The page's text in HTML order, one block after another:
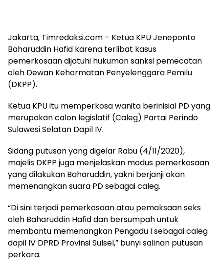
Jakarta, Timredaksi.com – Ketua KPU Jeneponto
Baharuddin Hafid karena terlibat kasus
pemerkosaan dijatuhi hukuman sanksi pemecatan
oleh Dewan Kehormatan Penyelenggara Pemilu
(DKPP).
Ketua KPU itu memperkosa wanita berinisial PD yang
merupakan calon legislatif (Caleg) Partai Perindo
Sulawesi Selatan Dapil IV.
Sidang putusan yang digelar Rabu (4/11/2020),
majelis DKPP juga menjelaskan modus pemerkosaan
yang dilakukan Baharuddin, yakni berjanji akan
memenangkan suara PD sebagai caleg.
“Di sini terjadi pemerkosaan atau pemaksaan seks
oleh Baharuddin Hafid dan bersumpah untuk
membantu memenangkan Pengadu I sebagai caleg
dapil IV DPRD Provinsi Sulsel,” bunyi salinan putusan
perkara.